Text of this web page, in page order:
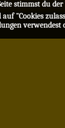
stimmst du
"Cookies